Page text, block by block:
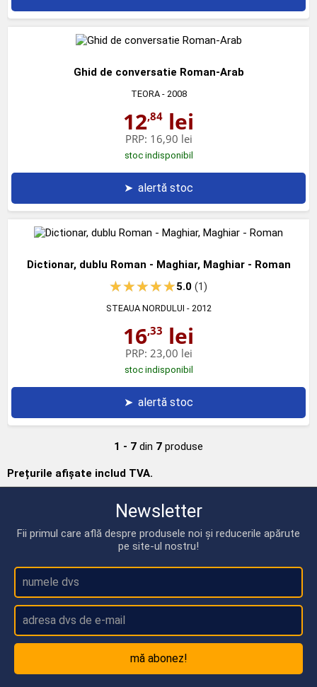
Ghid de conversatie Roman-Arab
TEORA- 2008
12,84 lei
PRP: 16,90 lei
stoc indisponibil
➤ alertă stoc
Dictionar, dublu Roman - Maghiar, Maghiar - Roman
5.0(1)
STEAUA NORDULUI - 2012
16,33 lei
PRP: 23,00 lei
stoc indisponibil
➤ alertă stoc
1 - 7 din 7 produse
Prețurile afișate includ TVA.
Newsletter
Fii primul care află despre produsele noi și reducerile apărute
pe site-ul nostru!
mă abonez!